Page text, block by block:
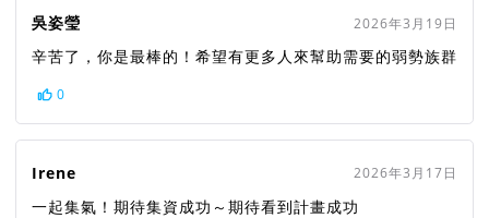
吳姿瑩 2026年3月19日
辛苦了，你是最棒的！希望有更多人來幫助需要的弱勢族群
0
Irene 2026年3月17日
一起集氣！期待集資成功～期待看到計畫成功